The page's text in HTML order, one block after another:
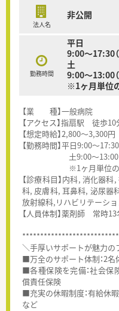
法人名
非公開
勤務時間
平日
9:00～17:30
土
9:00～13:00
※1ヶ月単位
【業 種】一般病院
【アクセス】指扇駅 徒歩
【想定時給】2,800～3,300円
【勤務時間】平日9:00～17:30
土9:00～13:00（休
※1ヶ月単位の変
【診療科目】内科, 消化器
科, 皮膚科, 耳鼻科, 泌尿器
放射線科,リハビリテーシ
【人員体制】薬剤師 常時
＼手厚いサポートが魅力の
■万全のサポート体制：2名
■各種保険を完備：社会
償責任保険
■充実の休暇制度：有給休
など